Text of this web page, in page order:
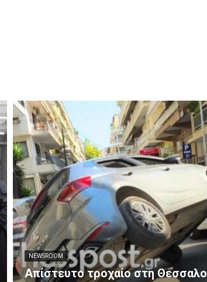
NEWSROOM
Απίστευτο τροχαίο στη